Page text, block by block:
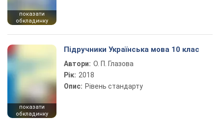
показати
обкладинку
показати
обкладинку
Підручники Українська мова 10 клас
Автори: О. П. Глазова
Рік: 2018
Опис: Рівень стандарту